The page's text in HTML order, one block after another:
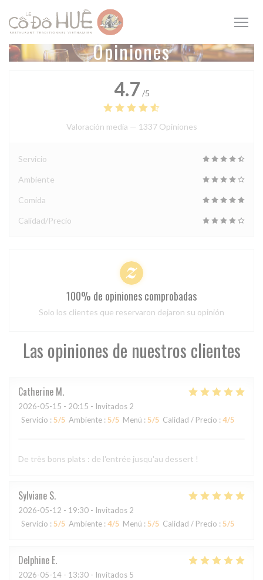
Personalización de sus opciones de cookies
Opiniones
Las opiniones de nuestros clientes
Catherine M
2026-05-15 - 20:15 - Invitados 2
Servicio : 5/5 Ambiente : 5/5 Menú : 5/5 Calidad / Precio : 4/5
De très bons plats : de l'entrée jusqu'au dessert !
Sylviane S
2026-05-12 - 19:30 - Invitados 2
Servicio : 5/5 Ambiente : 4/5 Menú : 5/5 Calidad / Precio : 5/5
Delphine E
2026-05-14 - 13:30 - Invitados 5
4.7 /5
Valoración media — 1337 Opiniones
Servicio
Ambiente
Comida
Calidad/Precio
100% de opiniones comprobadas
Solo los clientes que reservaron dejaron su opinión